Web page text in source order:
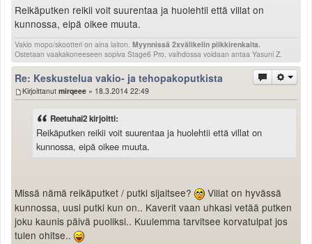
Reikäputken reikii voit suurentaa ja huolehtii että villat on
kunnossa, eipä oikee muuta.
Vakio mopo/skootteri on aina laiton. Myynnissä 2xvälikelin piikkirenkaita.
Ostetaan vaakakoneeseen sopiva Stage6 Pro, vaihdossa voidaan antaa Yasuni Z.
Re: Keskustelua vakio- ja tehopakoputkista
Kirjoittanut mirqeee » 18.3.2014 22:49
Reetuhai2 kirjoitti:
Reikäputken reikii voit suurentaa ja huolehtii että villat on
kunnossa, eipä oikee muuta.
Missä nämä reikäputket / putki sijaitsee?
Villat on hyvässä
kunnossa, uusi putki kun on.. Kaverit vaan uhkasi vetää putken
joku kaunis päivä puoliksi.. Kuulemma tarvitsee korvatulpat jos
tulen ohitse..